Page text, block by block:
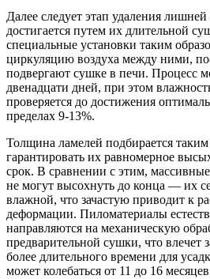
Далее следует этап удаления
достигается путем их длительной
специальные установки таким
циркуляцию воздуха между ними,
подвергают сушке в печи. Процесс
двенадцати дней, при этом
проверяется до достижения
пределах 9-13%.
Толщина ламелей подбирается
гарантировать их равномерное
срок. В сравнении с этим,
не могут высохнуть до конца — их
влажной, что зачастую приводит к
деформации. Пиломатериалы
направляются на механическую
предварительной сушки, что влечет
более длительного времени для
может колебаться от 11 до 16